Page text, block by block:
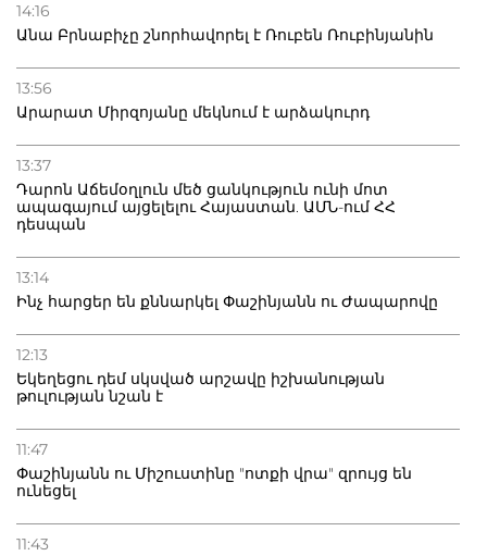
14:16
Անա Բրնաբիչը շնորհավորել է Ռուբեն Ռուբինյանին
13:56
Արարատ Միրզոյանը մեկնում է արձակուրդ
13:37
Դարոն Աճեմօղլուն մեծ ցանկություն ունի մոտ
ապագայում այցելելու Հայաստան. ԱՄՆ-ում ՀՀ
դեսպան
13:14
Ինչ հարցեր են քննարկել Փաշինյանն ու Ժապարովը
12:13
Եկեղեցու դեմ սկսված արշավը իշխանության
թուլության նշան է
11:47
Փաշինյանն ու Միշուստինը "ոտքի վրա" զրույց են
ունեցել
11:43